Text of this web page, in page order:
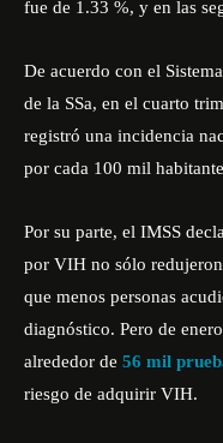
fue de 1.33 %, y en las
De acuerdo con el
de la SSa, en el cuarto
registró una incidencia
por cada 100 mil
Por su parte, el IMSS
por VIH no sólo
que menos personas
diagnóstico. Pero de
alrededor de 56 mil
riesgo de adquirir VIH.